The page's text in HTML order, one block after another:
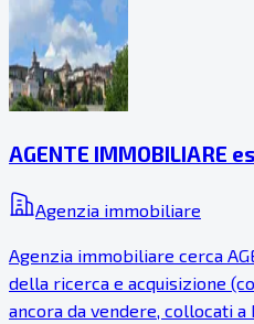
AGENTE IMMOBILIARE
Agenzia immobiliare
Agenzia immobiliare cerca
della ricerca e acquisizione
ancora da vendere, collocati a